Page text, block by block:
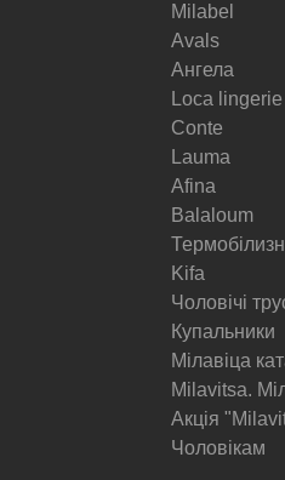
Milabel
Avals
Ангела
Loca lingerie
Conte
Lauma
Afina
Balaloum
Kifa
Чоловічі
Купальники
Мілавіца
Milavitsa.
Акція
Чоловікам